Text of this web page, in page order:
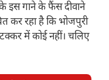
इस गाने के फैंस दीवाने
कर रहा है कि भोजपुरी
में कोई नहीं। चलिए